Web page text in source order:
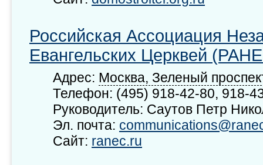
Российская Ассоциация
Евангельских Церквей
Адрес: Москва, Зеленый
Телефон: (495) 918-42-80, 918-
Руководитель: Саутов Петр
Эл. почта:
Сайт: ranec.ru